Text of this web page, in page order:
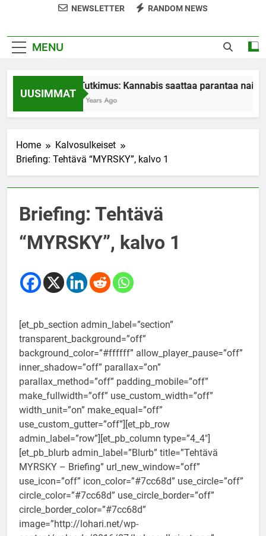
NEWSLETTER RANDOM NEWS
MENU
UUSIMMAT
Tutkimus: Kannabis saattaa parantaa
7 Years Ago
Home
Kalvosulkeiset
Briefing: Tehtävä “MYRSKY”, kalvo 1
Briefing: Tehtävä
“MYRSKY”, kalvo 1
[et_pb_section admin_label=”section”
transparent_background=”off”
background_color=”#ffffff” allow_player_pause=”off”
inner_shadow=”off” parallax=”on”
parallax_method=”off” padding_mobile=”off”
make_fullwidth=”off” use_custom_width=”off”
width_unit=”on” make_equal=”off”
use_custom_gutter=”off”][et_pb_row
admin_label=”row”][et_pb_column type=”4_4″]
[et_pb_blurb admin_label=”Blurb” title=”Tehtävä
MYRSKY – Briefing” url_new_window=”off”
use_icon=”off” icon_color=”#7cc68d” use_circle=”off”
circle_color=”#7cc68d” use_circle_border=”off”
circle_border_color=”#7cc68d”
image=”http://lohari.net/wp-